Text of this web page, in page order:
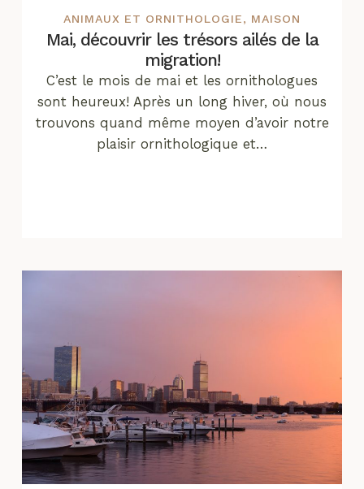
ANIMAUX ET ORNITHOLOGIE, MAISON
Mai, découvrir les trésors ailés de la
migration!
C’est le mois de mai et les ornithologues
sont heureux! Après un long hiver, où nous
trouvons quand même moyen d’avoir notre
plaisir ornithologique et…